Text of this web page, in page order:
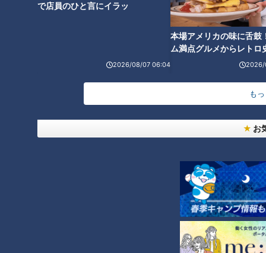
で店員のひと言にイラッ
2026/08/07 06:04
本場アメリカの味に舌鼓
ム満点グルメからレトロ
で！愛知・東海市の感動
2026/
も
お
30秒で自己紹介 トップバッターは小川アナ
それでは1人ずつ自己紹介をしていきましょう。アナウンサー
は時間管理が大切ですから、1人30秒ずつです。まずは小川ア
ナウンサー、よろしいですか？スタート！